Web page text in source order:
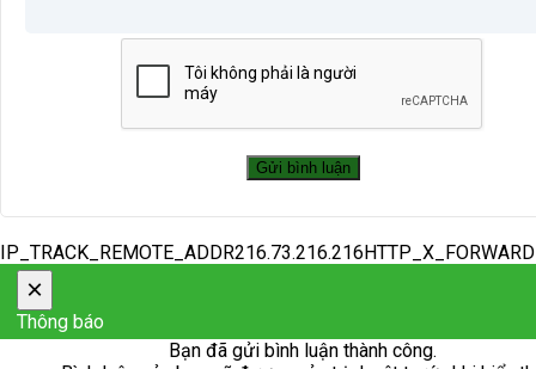
×
Thông báo
Bạn đã gửi bình luận thành công.